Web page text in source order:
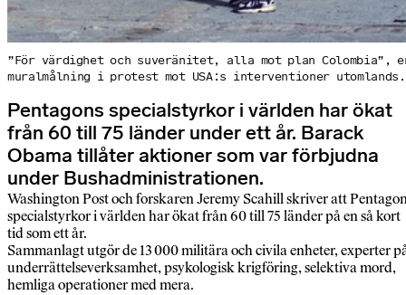
”För värdighet och suveränitet, alla mot plan Colombia”,
muralmålning i protest mot USA:s interventioner utomlands.
Pentagons specialstyrkor i världen har ökat
från 60 till 75 länder under ett år. Barack
Obama tillåter aktioner som var förbjudna
under Bushadministrationen.
Washington Post och forskaren Jeremy Scahill skriver att
specialstyrkor i världen har ökat från 60 till 75 länder på en så kort
tid som ett år.
Sammanlagt utgör de 13 000 militära och civila enheter, experter
underrättelseverksamhet, psykologisk krigföring, selektiva mord,
hemliga operationer med mera.